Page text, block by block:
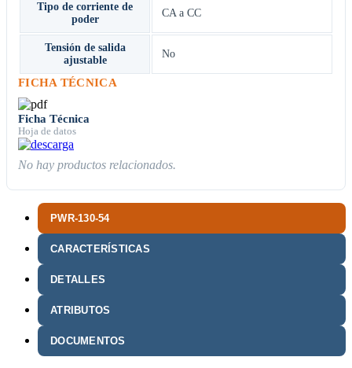
PWR-130-54
CARACTERÍSTICAS
DETALLES
ATRIBUTOS
DOCUMENTOS
Tipo de corriente de
poder
CA a CC
Tensión de salida
ajustable
No
FICHA TÉCNICA
Ficha Técnica
Hoja de datos
No hay productos relacionados.